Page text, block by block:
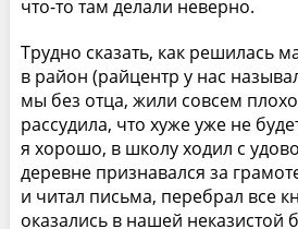
что-то там делали неверно.
Трудно сказать, как решилась
в район (райцентр у нас
мы без отца, жили совсем
рассудила, что хуже уже не
я хорошо, в школу ходил с
деревне признавался за
и читал письма, перебрал все
оказались в нашей неказистой